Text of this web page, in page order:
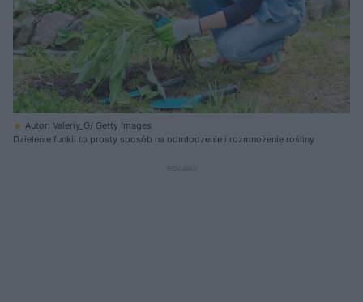
Autor: Valeriy_G/ Getty Images
Dzielenie funkii to prosty sposób na odmłodzenie i rozmnożenie rośliny